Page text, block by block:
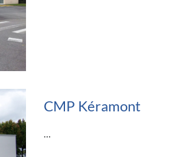
CMP Kéramont
…